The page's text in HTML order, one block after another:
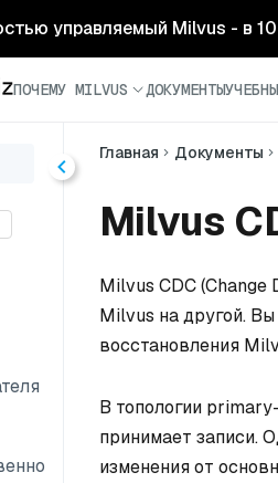
управляемый Milvus - в
ПОЧЕМУ MILVUS ДОКУМЕНТЫ
интеллекта
Главная Документы
Milvus
Milvus CDC (Change
Milvus на другой. Вы
восстановления
В топологии
принимает записи.
изменения от